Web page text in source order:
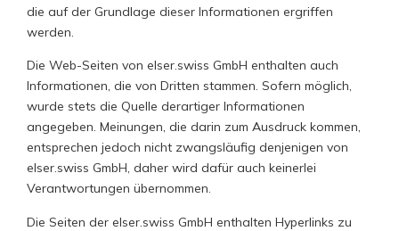
die auf der Grundlage dieser Informationen ergriffen
werden.
Die Web-Seiten von elser.swiss GmbH enthalten auch
Informationen, die von Dritten stammen. Sofern möglich,
wurde stets die Quelle derartiger Informationen
angegeben. Meinungen, die darin zum Ausdruck kommen,
entsprechen jedoch nicht zwangsläufig denjenigen von
elser.swiss GmbH, daher wird dafür auch keinerlei
Verantwortungen übernommen.
Die Seiten der elser.swiss GmbH enthalten Hyperlinks zu